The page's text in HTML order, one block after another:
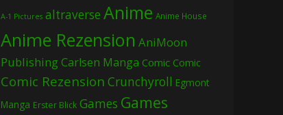
A-1 Pictures altraverse Anime Anime House
Anime Rezension AniMoon
PublishingCarlsen Manga Comic Comic
Comic Rezension Crunchyroll Egmont
Manga Erster Blick Games Games